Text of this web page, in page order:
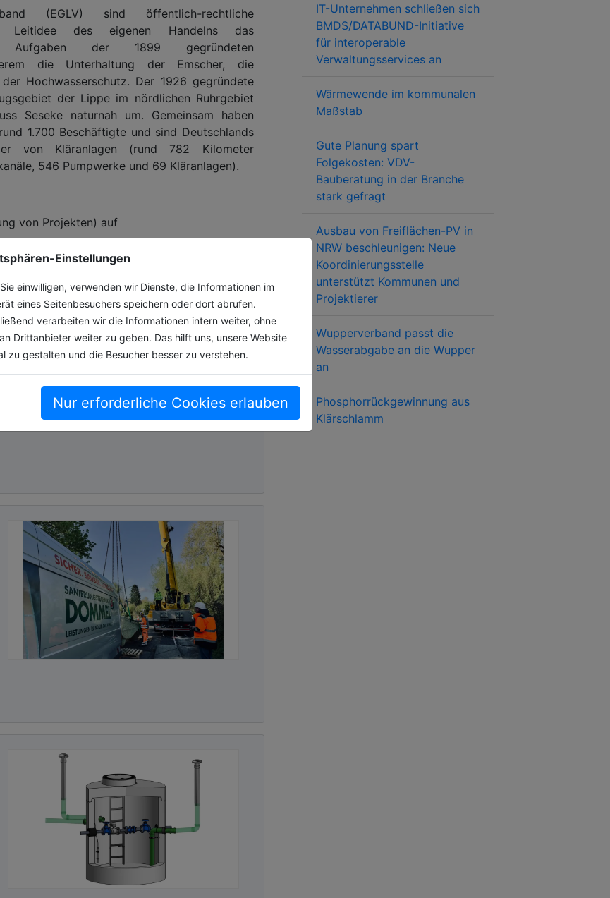
Einstellungen
einwilligen, verwenden wir Dienste, die Informationen im
eines Seitenbesuchers speichern oder dort abrufen.
verarbeiten wir die Informationen intern weiter, ohne
Drittanbieter weiter zu geben. Das hilft uns, unsere Website
zu gestalten und die Besucher besser zu verstehen.
Nur erforderliche Cookies erlauben
(EGLV) sind öffentlich-rechtliche
Leitidee des eigenen Handelns das
Aufgaben der 1899 gegründeten
die Unterhaltung der Emscher, die
Hochwasserschutz. Der 1926 gegründete
der Lippe im nördlichen Ruhrgebiet
Seseke naturnah um. Gemeinsam haben
1.700 Beschäftigte und sind Deutschlands
von Kläranlagen (rund 782 Kilometer
546 Pumpwerke und 69 Kläranlagen).
von Projekten) auf
IT-Unternehmen schließen sich
BMDS/DATABUND-Initiative
für interoperable
Verwaltungsservices an
Wärmewende im kommunalen
Maßstab
Gute Planung spart
Folgekosten: VDV-
Bauberatung in der Branche
stark gefragt
Ausbau von Freiflächen-PV in
NRW beschleunigen: Neue
Koordinierungsstelle
unterstützt Kommunen und
Projektierer
Wupperverband passt die
Wasserabgabe an die Wupper
an
Phosphorrückgewinnung aus
Klärschlamm